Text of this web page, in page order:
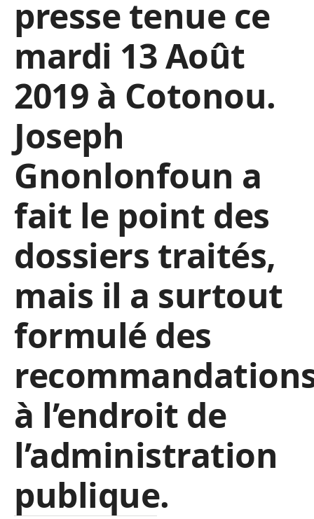
presse tenue ce
mardi 13 Août
2019 à Cotonou.
Joseph
Gnonlonfoun a
fait le point des
dossiers traités,
mais il a surtout
formulé des
à l’endroit de
l’administration
publique.